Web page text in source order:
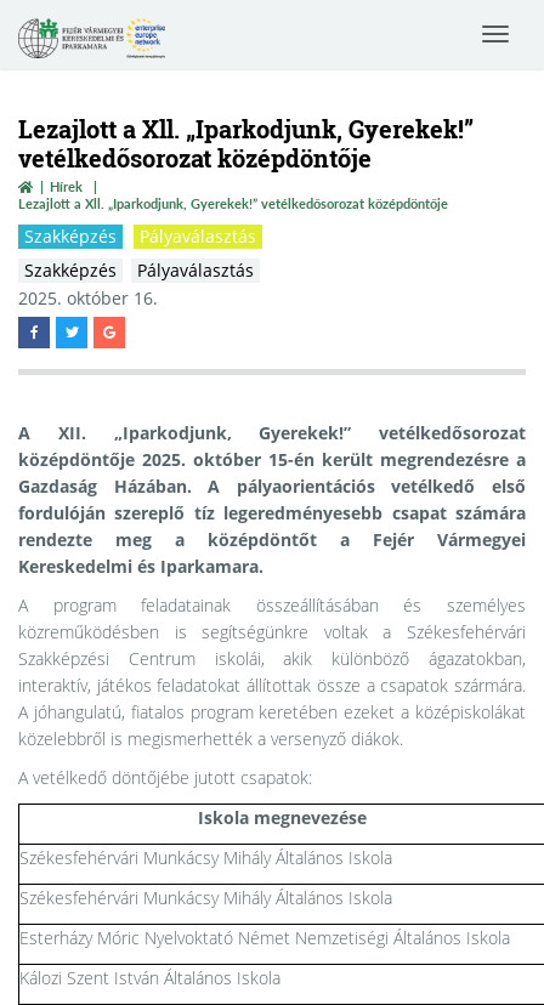
Toggle
Lezajlott a Xll. „Iparkodjunk, Gyerekek!”
vetélkedősorozat középdöntője
Hírek
Lezajlott a Xll. „Iparkodjunk, Gyerekek!” vetélkedősorozat középdöntője
Szakképzés
Pályaválasztás
Szakképzés
Pályaválasztás
2025. október 16.
A XII. „Iparkodjunk, Gyerekek!” vetélkedősorozat
középdöntője 2025. október 15-én került megrendezésre a
Gazdaság Házában. A pályaorientációs vetélkedő első
fordulóján szereplő tíz legeredményesebb csapat számára
rendezte meg a középdöntőt a Fejér Vármegyei
Kereskedelmi és Iparkamara.
A program feladatainak összeállításában és személyes
közreműködésben is segítségünkre voltak a Székesfehérvári
Szakképzési Centrum iskolái, akik különböző ágazatokban,
interaktív, játékos feladatokat állítottak össze a csapatok szármára.
A jóhangulatú, fiatalos program keretében ezeket a középiskolákat
közelebbről is megismerhették a versenyző diákok.
A vetélkedő döntőjébe jutott csapatok:
Iskola megnevezése
Székesfehérvári Munkácsy Mihály Általános Iskola
Székesfehérvári Munkácsy Mihály Általános Iskola
Esterházy Móric Nyelvoktató Német Nemzetiségi Általános Iskola
Kálozi Szent István Általános Iskola